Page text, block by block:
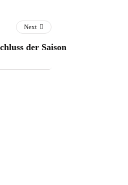
Next
der Saison